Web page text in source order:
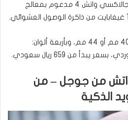
مثل جالاكسي واتش 5، فإن جالاكسي واتش 4 مدعوم بمعالج
كما تأتي الساعة بمقاسين 40 مم أو 44 مم، وبأربعة ألوان:
يبدأ من 659 ريال سعودي.
من جوجل – من
الذكية